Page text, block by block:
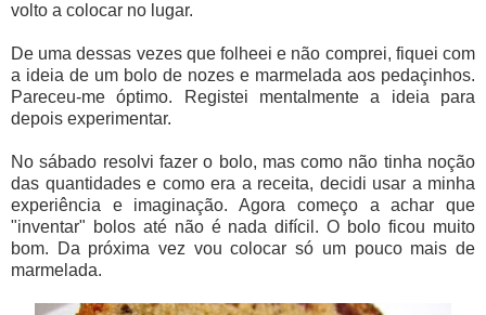
volto a colocar no lugar.
De uma dessas vezes que folheei e não comprei, fiquei com
a ideia de um bolo de nozes e marmelada aos pedaçinhos.
Pareceu-me óptimo. Registei mentalmente a ideia para
depois experimentar.
No sábado resolvi fazer o bolo, mas como não tinha noção
das quantidades e como era a receita, decidi usar a minha
experiência e imaginação. Agora começo a achar que
"inventar" bolos até não é nada difícil. O bolo ficou muito
bom. Da próxima vez vou colocar só um pouco mais de
marmelada.